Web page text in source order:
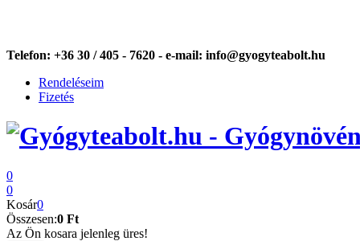
Telefon: +36 30 / 405 - 7620 - e-mail: info@gyogyteabolt.hu
Rendeléseim
Fizetés
0
0
Kosár0
Összesen:0 Ft
Az Ön kosara jelenleg üres!